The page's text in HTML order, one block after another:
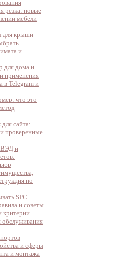
резка: новые
мебели
для крыши
и
для дома и
применения
в Telegram и
что это
сайта:
проверенные
ВЭД и
по
SPC
и советы
критерии
обслуживания
и сферы
и монтажа